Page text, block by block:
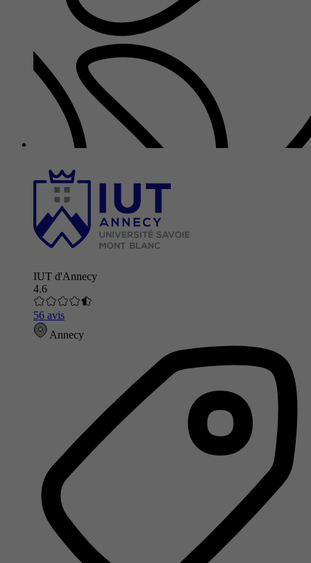
IUT d'Annecy
4.6
56 avis
Annecy